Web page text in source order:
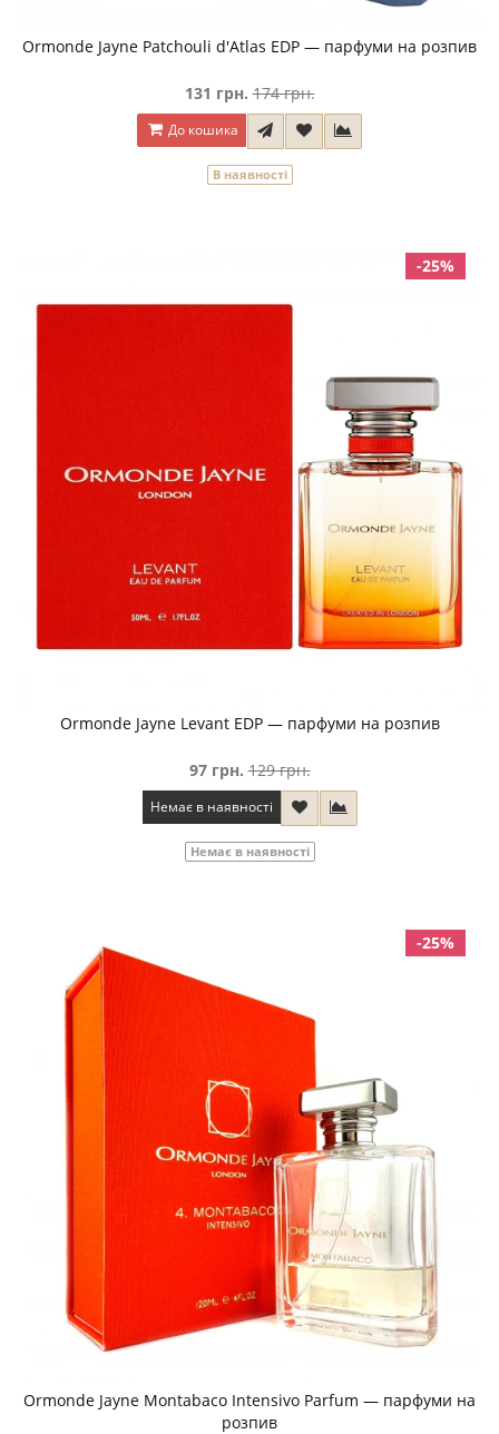
Ormonde Jayne Patchouli d'Atlas EDP — парфуми на розпив
131 грн. 174 грн.
До кошика
В наявності
-25%
Ormonde Jayne Levant EDP — парфуми на розпив
97 грн. 129 грн.
Немає в наявності
Немає в наявності
-25%
Ormonde Jayne Montabaco Intensivo Parfum — парфуми на
розпив